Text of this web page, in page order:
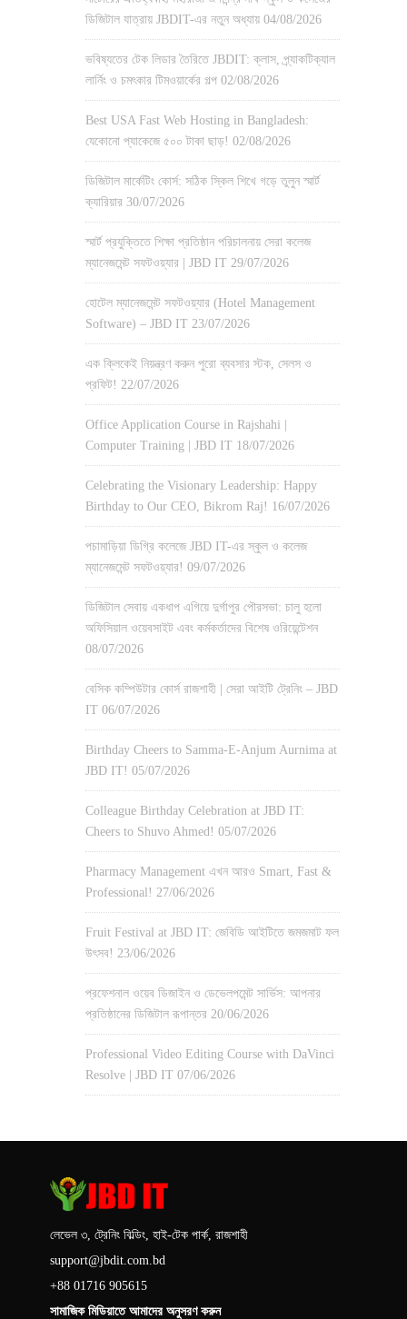
ডিজিটাল যাত্রায় JBDIT-এর নতুন অধ্যায় 04/08/2026
ভবিষ্যতের টেক লিডার তৈরিতে JBDIT: ক্লাস, প্র্যাকটিক্যাল
লার্নিং ও চমৎকার টিমওয়ার্কের গল্প 02/08/2026
Best USA Fast Web Hosting in Bangladesh:
যেকোনো প্যাকেজে ৫০০ টাকা ছাড়! 02/08/2026
ডিজিটাল মার্কেটিং কোর্স: সঠিক স্কিল শিখে গড়ে তুলুন স্মার্ট
ক্যারিয়ার 30/07/2026
স্মার্ট প্রযুক্তিতে শিক্ষা প্রতিষ্ঠান পরিচালনায় সেরা কলেজ
ম্যানেজমেন্ট সফটওয়্যার | JBD IT 29/07/2026
হোটেল ম্যানেজমেন্ট সফটওয়্যার (Hotel Management
Software) – JBD IT 23/07/2026
এক ক্লিকেই নিয়ন্ত্রণ করুন পুরো ব্যবসার স্টক, সেলস ও
প্রফিট! 22/07/2026
Office Application Course in Rajshahi |
Computer Training | JBD IT 18/07/2026
Celebrating the Visionary Leadership: Happy
Birthday to Our CEO, Bikrom Raj! 16/07/2026
পচামাড়িয়া ডিগ্রি কলেজে JBD IT-এর স্কুল ও কলেজ
ম্যানেজমেন্ট সফটওয়্যার! 09/07/2026
ডিজিটাল সেবায় একধাপ এগিয়ে দুর্গাপুর পৌরসভা: চালু হলো
অফিসিয়াল ওয়েবসাইট এবং কর্মকর্তাদের বিশেষ ওরিয়েন্টেশন
08/07/2026
বেসিক কম্পিউটার কোর্স রাজশাহী | সেরা আইটি ট্রেনিং – JBD
IT 06/07/2026
Birthday Cheers to Samma-E-Anjum Aurnima at
JBD IT! 05/07/2026
Colleague Birthday Celebration at JBD IT:
Cheers to Shuvo Ahmed! 05/07/2026
Pharmacy Management এখন আরও Smart, Fast &
Professional! 27/06/2026
Fruit Festival at JBD IT: জেবিডি আইটিতে জমজমাট ফল
উৎসব! 23/06/2026
প্রফেশনাল ওয়েব ডিজাইন ও ডেভেলপমেন্ট সার্ভিস: আপনার
প্রতিষ্ঠানের ডিজিটাল রূপান্তর 20/06/2026
Professional Video Editing Course with DaVinci
Resolve | JBD IT 07/06/2026
লেভেল ৩, ট্রেনিং বিল্ডিং, হাই-টেক পার্ক, রাজশাহী
support@jbdit.com.bd
+88 01716 905615
সামাজিক মিডিয়াতে আমাদের অনুসরণ করুন